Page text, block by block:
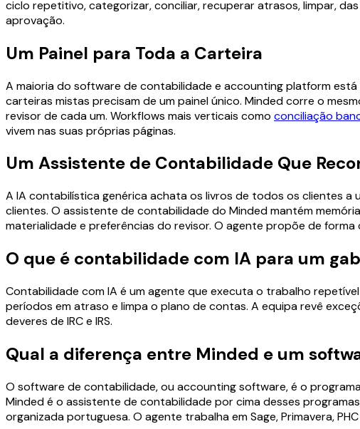
ciclo repetitivo, categorizar, conciliar, recuperar atrasos, limpar,
aprovação.
Um Painel para Toda a Carteira
A maioria do software de contabilidade e accounting platform
carteiras mistas precisam de um painel único. Minded corre o
revisor de cada um. Workflows mais verticais como conciliação
vivem nas suas próprias páginas.
Um Assistente de Contabilidade Que
A IA contabilística genérica achata os livros de todos os clientes
clientes. O assistente de contabilidade do Minded mantém
materialidade e preferências do revisor. O agente propõe de
O que é contabilidade com IA para um
Contabilidade com IA é um agente que executa o trabalho
períodos em atraso e limpa o plano de contas. A equipa revê
deveres de IRC e IRS.
Qual a diferença entre Minded e um
O software de contabilidade, ou accounting software, é o
Minded é o assistente de contabilidade por cima desses
organizada portuguesa. O agente trabalha em Sage, Primavera,